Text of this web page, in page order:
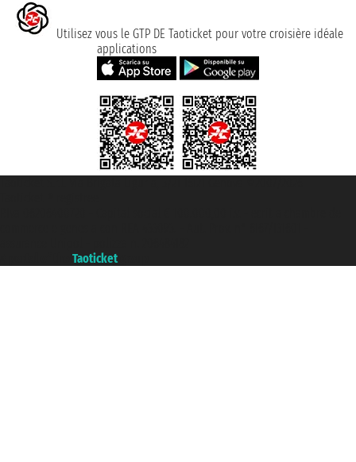
Utilisez vous le GTP DE Taoticket pour votre croisière idéale
applications
Taoticket